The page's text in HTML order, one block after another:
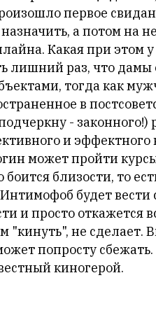
первое
а потом на
Какая при этом
лишний раз, что дамы
тогда как
в
-
и
может пройти
близости, то
будет вести
и просто откажется
"кинуть", не сделает.
попросту
киногерой.